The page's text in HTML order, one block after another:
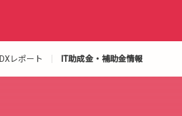
DXレポート IT助成金・補助金情報